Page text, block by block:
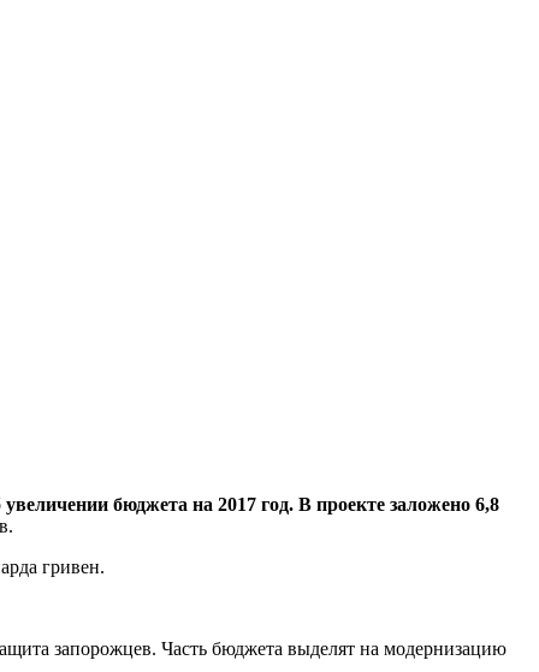
бюджета на 2017 год. В проекте заложено 6,8
гривен.
запорожцев. Часть бюджета выделят на модернизацию